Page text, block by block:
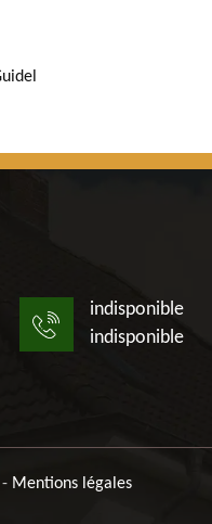
indisponible
indisponible
Mentions légales